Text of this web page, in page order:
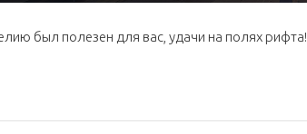
был полезен для вас, удачи на полях рифта!